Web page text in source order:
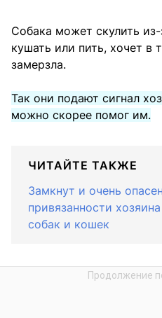
Собака может скулить из-
кушать или пить, хочет в
замерзла.
Так они подают сигнал
можно скорее помог им.
ЧИТАЙТЕ ТАКЖЕ
Замкнут и очень
привязанности
собак и кошек